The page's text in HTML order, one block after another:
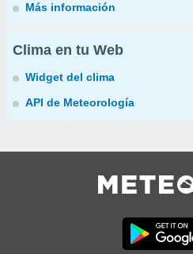
Más información
Clima en tu Web
Widget del clima
API de Meteorología